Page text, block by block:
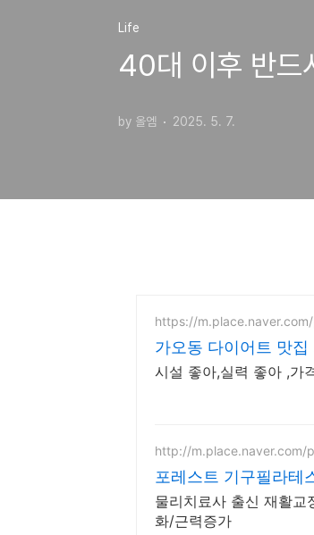
Life
40대 이후 반드
by 올엠 2025. 5. 7.
https://
가오동 다이어트 맛
시설 좋아,실력 좋아 ,가
http://m.place.naver.com/
포레스트 기구필라테
물리치료사 출신 재활
화/근력증가